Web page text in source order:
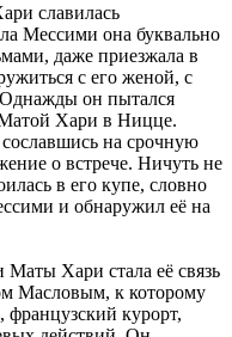
славилась
Мессими она буквально
даже приезжала в
с его женой, с
Однажды он пытался
Матой Хари в Ницце.
на срочную
о встрече. Ничуть не
в его купе, словно
и обнаружил её на
Хари стала её связь
Масловым, к которому
французский курорт,